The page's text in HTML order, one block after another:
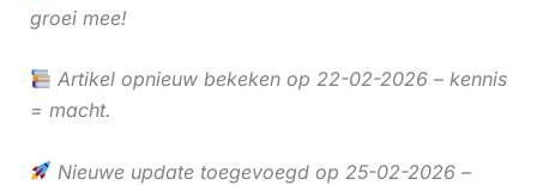
groei mee!
Artikel opnieuw bekeken op 22-02-2026 – kennis
= macht.
Nieuwe update toegevoegd op 25-02-2026 –